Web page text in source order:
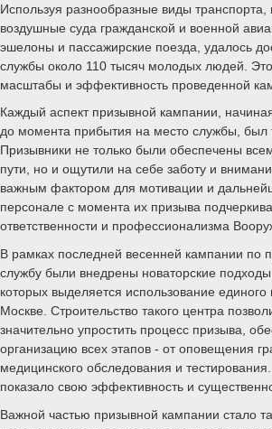
Используя разнообразные виды транспорта,
воздушные суда гражданской и военной
эшелоны и пассажирские поезда, удалось
службы около 110 тысяч молодых людей.
масштабы и эффективность проведенной
Каждый аспект призывной кампании,
до момента прибытия на место службы, был
Призывники не только были обеспечены
пути, но и ощутили на себе заботу и
важным фактором для мотивации и
персонале с момента их призыва
ответственности и профессионализма
В рамках последней весенней кампании по
службу были внедрены новаторские
которых выделяется использование
Москве. Строительство такого центра
значительно упростить процесс призыва,
организацию всех этапов - от оповещения
медицинского обследования и
показало свою эффективность и
Важной частью призывной кампании стало